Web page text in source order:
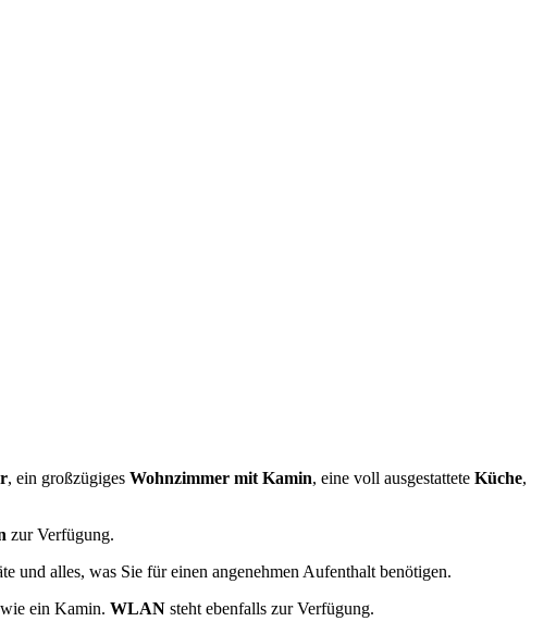
, ein großzügiges Wohnzimmer mit Kamin, eine voll ausgestattete Küche,
zur Verfügung.
und alles, was Sie für einen angenehmen Aufenthalt benötigen.
ein Kamin. WLAN steht ebenfalls zur Verfügung.